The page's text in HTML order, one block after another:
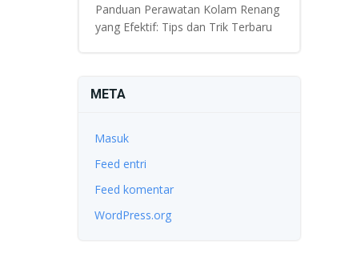
Panduan Perawatan Kolam Renang
yang Efektif: Tips dan Trik Terbaru
META
Masuk
Feed entri
Feed komentar
WordPress.org